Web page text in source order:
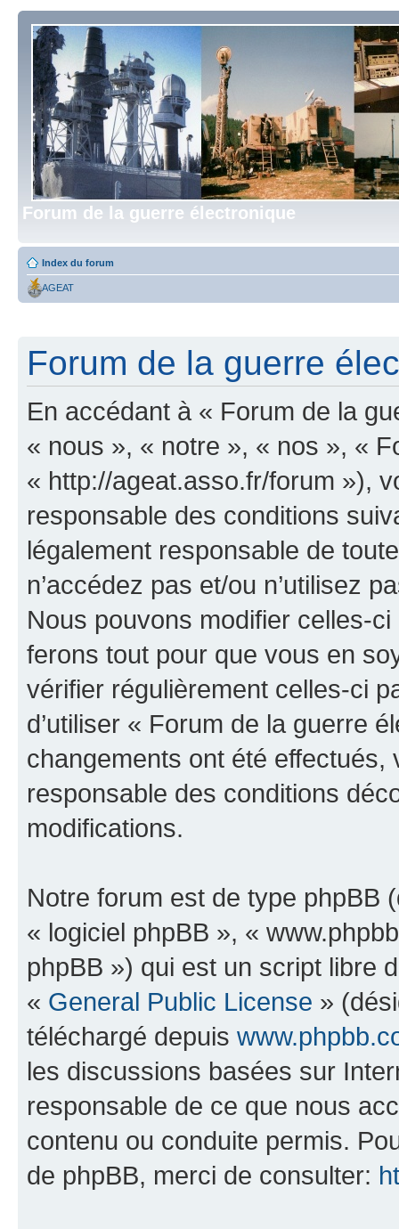
Forum de la guerre électronique
Index du forum
AGEAT
Forum de la guerre
En accédant à « Forum de la
« nous », « notre », « nos », «
« http://ageat.asso.fr/forum »),
responsable des conditions
légalement responsable de
n’accédez pas et/ou n’utilisez
Nous pouvons modifier celles-
ferons tout pour que vous en
vérifier régulièrement celles-ci
d’utiliser « Forum de la guerre
changements ont été effectués,
responsable des conditions
modifications.
Notre forum est de type phpBB
« logiciel phpBB », «
phpBB ») qui est un script libre
« General Public License »
téléchargé depuis
les discussions basées sur
responsable de ce que nous
contenu ou conduite permis.
de phpBB, merci de consulter: